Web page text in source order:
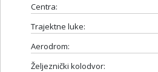
Centra:
Trajektne luke:
Aerodrom:
Željeznički kolodvor: